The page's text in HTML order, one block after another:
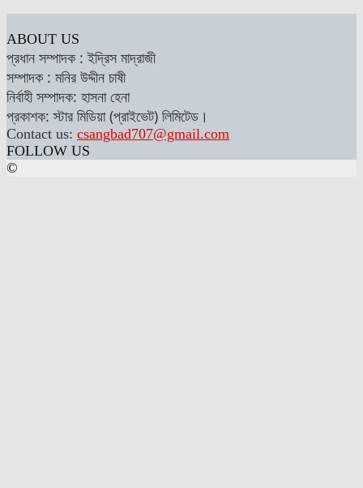
ABOUT US
প্রধান সম্পাদক : ইদ্রিস মাদ্রাজী
সম্পাদক : মনির উদ্দীন চাষী
নির্বাহী সম্পাদক: হাসনা হেনা
প্রকাশক: স্টার মিডিয়া (প্রাইভেট) লিমিটেড।
Contact us: csangbad707@gmail.com
FOLLOW US
©